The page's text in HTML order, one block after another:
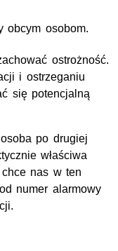
obcym osobom.
ostrożność.
i ostrzeganiu
się potencjalną
po drugiej
właściwa
nas w ten
numer alarmowy